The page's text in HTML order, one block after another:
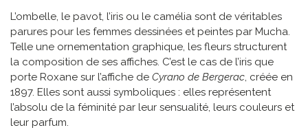
L’ombelle, le pavot, l’iris ou le camélia sont de véritables
parures pour les femmes dessinées et peintes par Mucha.
Telle une ornementation graphique, les fleurs structurent
la composition de ses affiches. C’est le cas de l’iris que
porte Roxane sur l’affiche de Cyrano de Bergerac, créée en
1897. Elles sont aussi symboliques : elles représentent
l’absolu de la féminité par leur sensualité, leurs couleurs et
leur parfum.